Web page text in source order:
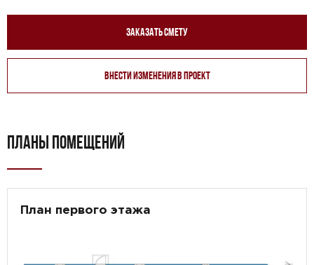
Заказать смету
Внести изменения в проект
ПЛАНЫ ПОМЕЩЕНИЙ
План первого этажа